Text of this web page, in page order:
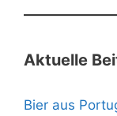
Aktuelle
Bier aus